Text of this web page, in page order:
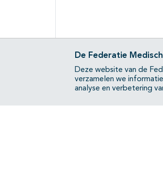
De Federatie
Deze website van de
verzamelen we
analyse en verbetering